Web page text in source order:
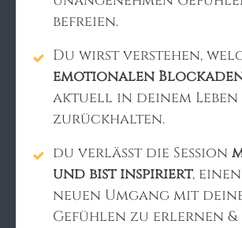
befreien.
Du wirst verstehen,
emotionalen
aktuell in deinem
zurückhalten.
du verlässt die Session
und bist inspiriert,
neuen Umgang mit
Gefühlen zu erlernen &